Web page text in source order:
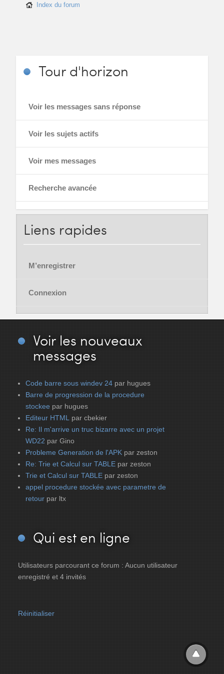
Index du forum
Tourd'horizon
Voir les messages sans réponse
Voir les sujets actifs
Voir mes messages
Recherche avancée
Liens rapides
M’enregistrer
Connexion
Voir les nouveaux
messages
Code barre sous windev 24 par hugues
Barre de progression de la procedure
stockee par hugues
Editeur HTML par cbekier
Re: Il m'arrive un truc bizarre avec un projet
WD22 par Gino
Probleme Generation de l'APK par zeston
Re: Trie et Calcul sur TABLE par zeston
Trie et Calcul sur TABLE par zeston
appel procedure stockée avec parametre de
retour par ltx
Qui est en ligne
Utilisateurs parcourant ce forum : Aucun utilisateur
enregistré et 4 invités
Réinitialiser